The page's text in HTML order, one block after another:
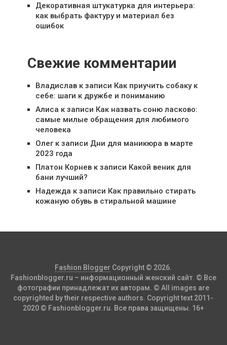
Декоративная штукатурка для интерьера:
как выбрать фактуру и материал без
ошибок
Свежие комментарии
Владиславк записи Как приучить собаку к
себе: шаги к дружбе и пониманию
Алиса к записи Как назвать соню ласково:
самые милые обращения для любимого
человека
Олегк записи Дни для маникюра в марте
2023 года
Платон Корневк записи Какой веник для
бани лучший?
Надежда к записи Как правильно стирать
кожаную обувь в стиральной машине
Fashion Blogger Copyright © 2026.
Fashionblogger.ru – информационный женский сайт. © Все
фотографии принадлежат их авторам. © All images are
copyrighted by their respective authors. Copyright text 2011-
2020 © Fashionblogger.ru. Все права защищены. 16+